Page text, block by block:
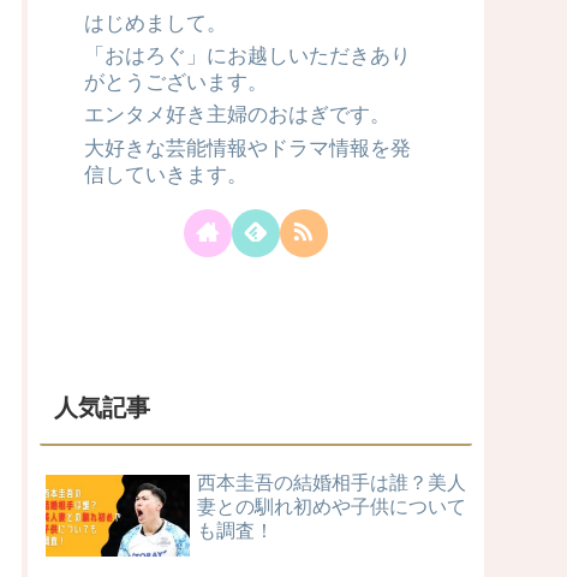
はじめまして。
「おはろぐ」にお越しいただきあり
がとうございます。
エンタメ好き主婦のおはぎです。
大好きな芸能情報やドラマ情報を発
信していきます。
人気記事
西本圭吾の結婚相手は誰？美人
妻との馴れ初めや子供について
も調査！